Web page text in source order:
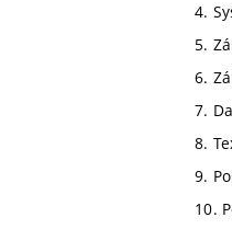
4.
5.
6.
7.
8.
9.
10.